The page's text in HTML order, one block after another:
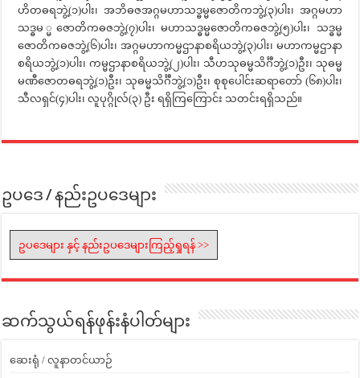
ဟိတဓရဘွဲ့(၁)ပါး၊ အဘိဓဇအဂ္ဂမဟာသဒ္ဓမ္မဇောတိကဘွဲ့(၃)ပါး၊ အဂ္ဂမဟာ
သဒ္ဓမ ္မဇောတိကဓဇဘွဲ့(၇)ပါး၊ မဟာသဒ္ဓမ္မဇောတိကဓဇဘွဲ့(၅)ပါး၊ သဒ္ဓမ္မ
ဇောတိကဓဇဘွဲ့(၆)ပါး၊ အဂ္ဂမဟာကမ္မဌာနာစရိယဘွဲ့(၃)ပါး၊ မဟာကမ္မဌာနာ
စရိယဘွဲ့(၁)ပါး၊ ကမ္မဌာနာစရိယဘွဲ့(၂)ပါး၊ သီဟသုဓမ္မသိင်္ဂီဘွဲ့(၁)ဦး၊ သုဓမ္မ
မဏီဇောတဓရဘွဲ့(၁)ဦး၊ သုဓမ္မသိင်္ဂီဘွဲ့(၁)ဦး၊ စုစုပေါင်းဆရာတော် (၆၈)ပါး၊
သီလရှင်(၄)ပါး၊ လူပုဂ္ဂိုလ်(၃) ဦး ရရှိကြကြောင်း သတင်းရရှိသည်။
ဥပဒေ / နည်းဥပဒေများ
ဥပဒေများ နှင့် နည်းဥပဒေများကြည့်ရှုရန် >>
ဆက်သွယ်ရန်ဖုန်းနံပါတ်များ
ဆေးရုံ / လူနာတင်ယာဉ်